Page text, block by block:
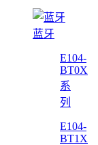
蓝牙
E104-
BT0X
系
列
E104-
BT1X